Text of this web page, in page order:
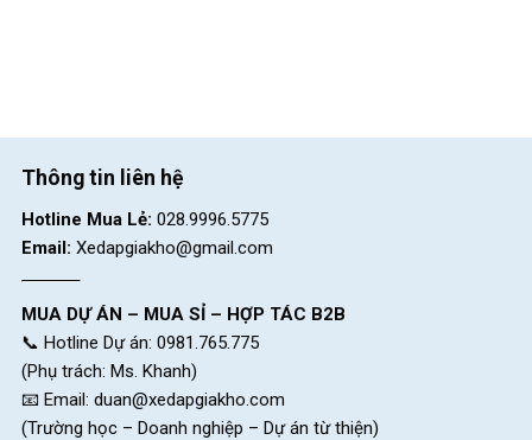
Dương cũ)
SKU:14S1
Hợp Kim Thép
Thông tin liên hệ
Hotline Mua Lẻ: 028.9996.5775
Email: Xedapgiakho@gmail.com
MUA DỰ ÁN – MUA SỈ – HỢP TÁC B2B
📞 Hotline Dự án: 0981.765.775
(Phụ trách: Ms. Khanh)
📧 Email: duan@xedapgiakho.com
(Trường học – Doanh nghiệp – Dự án từ thiện)